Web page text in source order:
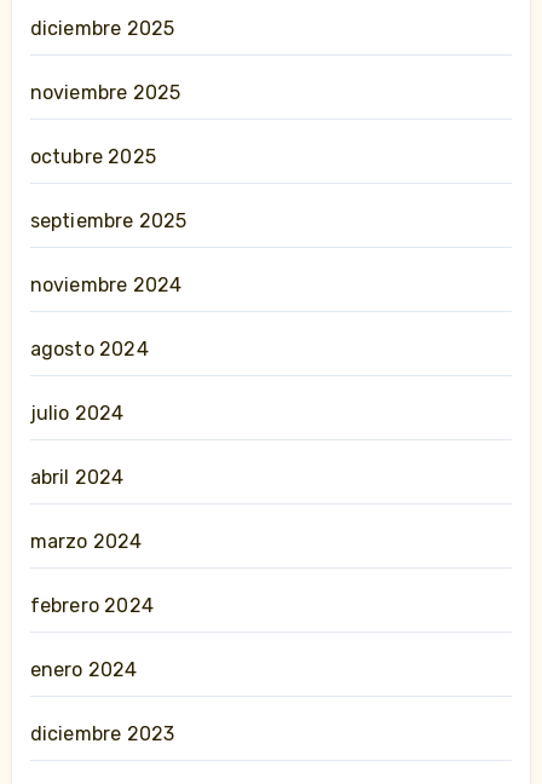
diciembre 2025
noviembre 2025
octubre 2025
septiembre 2025
noviembre 2024
agosto 2024
julio 2024
abril 2024
marzo 2024
febrero 2024
enero 2024
diciembre 2023